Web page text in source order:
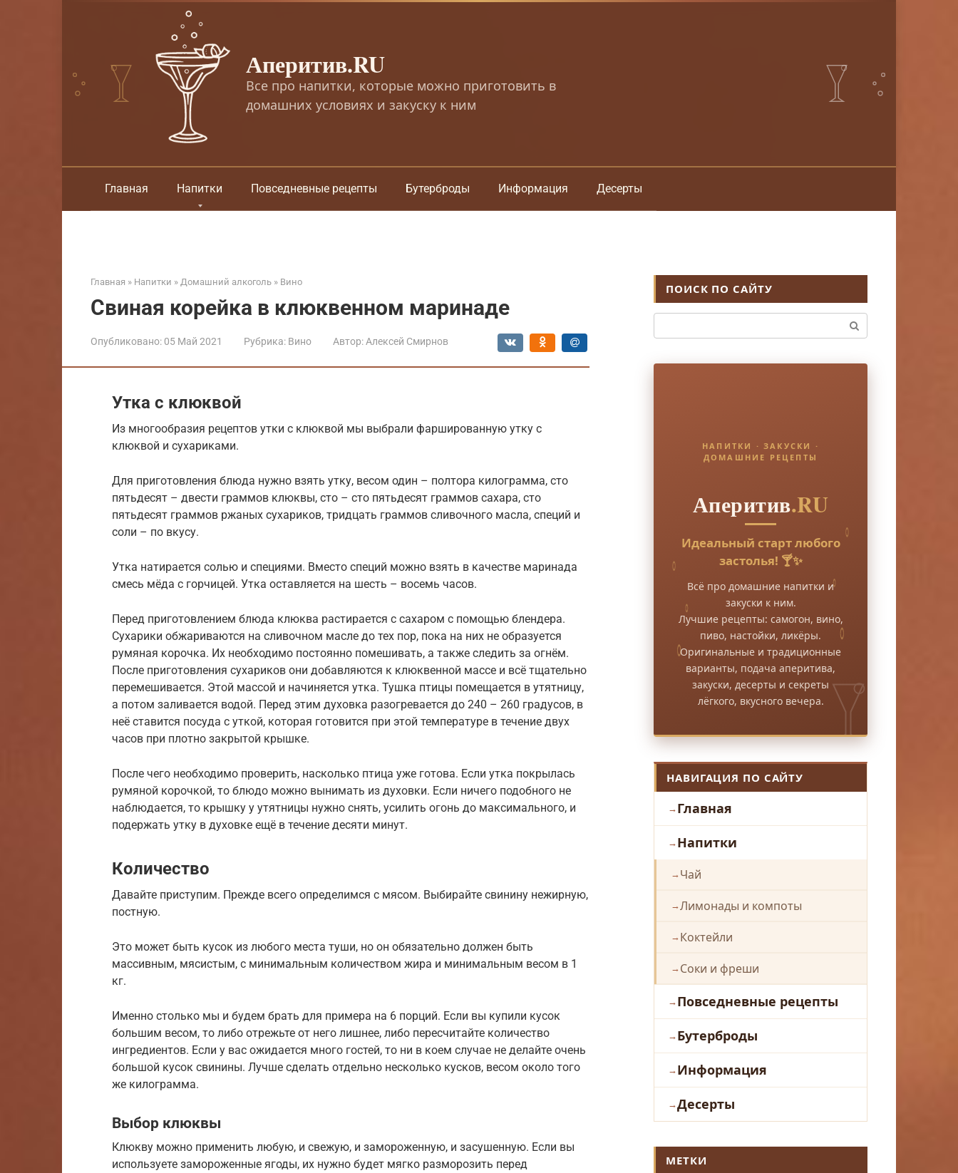
Аперитив.RU
Все про напитки, которые можно приготовить в
домашних условиях и закуску к ним
Главная Напитки Повседневные рецепты Бутерброды Информация Десерты
Главная » Напитки » Домашний алкоголь » Вино
Свиная корейка в клюквенном маринаде
Опубликовано: 05 Май 2021 Рубрика: Вино Автор: Алексей Смирнов
Утка с клюквой
Из многообразия рецептов утки с клюквой мы выбрали фаршированную утку с
клюквой и сухариками.
Для приготовления блюда нужно взять утку, весом один – полтора килограмма, сто
пятьдесят – двести граммов клюквы, сто – сто пятьдесят граммов сахара, сто
пятьдесят граммов ржаных сухариков, тридцать граммов сливочного масла, специй и
соли – по вкусу.
Утка натирается солью и специями. Вместо специй можно взять в качестве маринада
смесь мёда с горчицей. Утка оставляется на шесть – восемь часов.
Перед приготовлением блюда клюква растирается с сахаром с помощью блендера.
Сухарики обжариваются на сливочном масле до тех пор, пока на них не образуется
румяная корочка. Их необходимо постоянно помешивать, а также следить за огнём.
После приготовления сухариков они добавляются к клюквенной массе и всё тщательно
перемешивается. Этой массой и начиняется утка. Тушка птицы помещается в утятницу,
а потом заливается водой. Перед этим духовка разогревается до 240 – 260 градусов, в
неё ставится посуда с уткой, которая готовится при этой температуре в течение двух
часов при плотно закрытой крышке.
После чего необходимо проверить, насколько птица уже готова. Если утка покрылась
румяной корочкой, то блюдо можно вынимать из духовки. Если ничего подобного не
наблюдается, то крышку у утятницы нужно снять, усилить огонь до максимального, и
подержать утку в духовке ещё в течение десяти минут.
Количество
Давайте приступим. Прежде всего определимся с мясом. Выбирайте свинину нежирную,
постную.
Это может быть кусок из любого места туши, но он обязательно должен быть
массивным, мясистым, с минимальным количеством жира и минимальным весом в 1
кг.
Именно столько мы и будем брать для примера на 6 порций. Если вы купили кусок
большим весом, то либо отрежьте от него лишнее, либо пересчитайте количество
ингредиентов. Если у вас ожидается много гостей, то ни в коем случае не делайте очень
большой кусок свинины. Лучше сделать отдельно несколько кусков, весом около того
же килограмма.
Выбор клюквы
Клюкву можно применить любую, и свежую, и замороженную, и засушенную. Если вы
используете замороженные ягоды, их нужно будет мягко разморозить перед
ПОИСК ПО САЙТУ
НАПИТКИ · ЗАКУСКИ ·
ДОМАШНИЕ РЕЦЕПТЫ
Аперитив.RU
Идеальный старт любого
застолья! 🍸✨
Всё про домашние напитки и
закуски к ним.
Лучшие рецепты: самогон, вино,
пиво, настойки, ликёры.
Оригинальные и традиционные
варианты, подача аперитива,
закуски, десерты и секреты
лёгкого, вкусного вечера.
НАВИГАЦИЯ ПО САЙТУ
Главная
Напитки
Чай
Лимонады и компоты
Коктейли
Соки и фреши
Повседневные рецепты
Бутерброды
Информация
Десерты
МЕТКИ